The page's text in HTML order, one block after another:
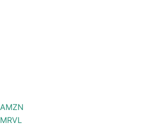
AMZN
MRVL